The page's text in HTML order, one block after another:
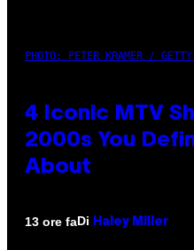
PHOTO: PETER KRAMER /
4 Iconic MTV
2000s You
About
13 ore faDi Haley Miller